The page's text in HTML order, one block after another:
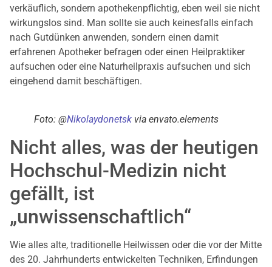
verkäuflich, sondern apothekenpflichtig, eben weil sie nicht
wirkungslos sind. Man sollte sie auch keinesfalls einfach
nach Gutdünken anwenden, sondern einen damit
erfahrenen Apotheker befragen oder einen Heilpraktiker
aufsuchen oder eine Naturheilpraxis aufsuchen und sich
eingehend damit beschäftigen.
Foto: @Nikolaydonetsk via envato.elements
Nicht alles, was der heutigen
Hochschul-Medizin nicht
gefällt, ist
„unwissenschaftlich“
Wie alles alte, traditionelle Heilwissen oder die vor der Mitte
des 20. Jahrhunderts entwickelten Techniken, Erfindungen